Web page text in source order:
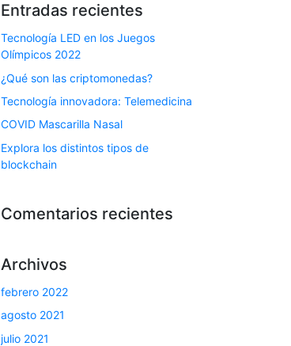
Entradas recientes
Tecnología LED en los Juegos
Olímpicos 2022
¿Qué son las criptomonedas?
Tecnología innovadora: Telemedicina
COVID Mascarilla Nasal
Explora los distintos tipos de
blockchain
Comentarios recientes
Archivos
febrero 2022
agosto 2021
julio 2021